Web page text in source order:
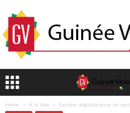
Home A la Une Guinée: digitalisation du